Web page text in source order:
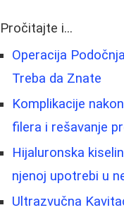
Pročitajte i...
Operacija
Treba da Znate
Komplikacije
filera i rešavanje
Hijaluronska
njenoj upotrebi u
Ultrazvučna